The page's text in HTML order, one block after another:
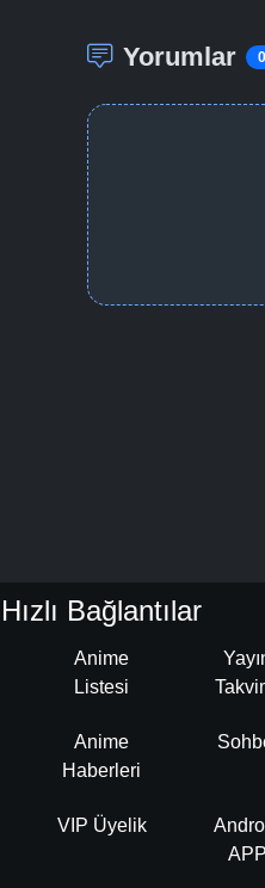
Yorumlar 0
Hızlı Bağlantılar
Anime
Listesi
Anime
Haberleri
VIP Üyelik
APP